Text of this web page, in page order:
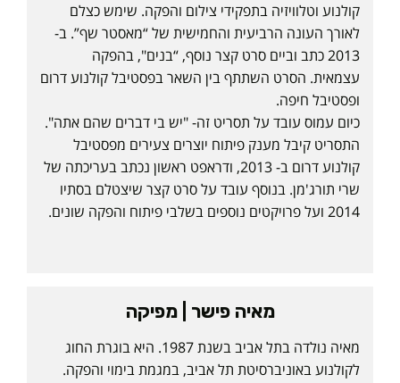
קולנוע וטלוויזיה בתפקידי צילום והפקה. שימש כצלם
לאורך העונה הרביעית והחמישית של “מאסטר שף”. ב-
2013 כתב וביים סרט קצר נוסף, “בנים", בהפקה
עצמאית. הסרט השתתף בין השאר בפסטיבל קולנוע דרום
ופסטיבל חיפה.
כיום עמוס עובד על תסריט זה- "יש בי דברים שהם אתה".
התסריט קיבל מענק פיתוח יוצרים צעירים מפסטיבל
קולנוע דרום ב- 2013, ודראפט ראשון נכתב בעריכתה של
שרי תורג'מן. בנוסף עובד על סרט קצר שיצטלם בסתיו
2014 ועל פרויקטים נוספים בשלבי פיתוח והפקה שונים.
מאיה פישר | מפיקה
מאיה נולדה בתל אביב בשנת 1987. היא בוגרת החוג
לקולנוע באוניברסיטת תל אביב, במגמת בימוי והפקה.